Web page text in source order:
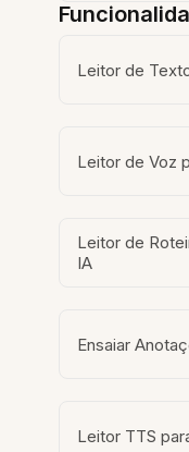
Leitor de
Leitor de Voz
Leitor de
IA
Ensaiar
Leitor TTS